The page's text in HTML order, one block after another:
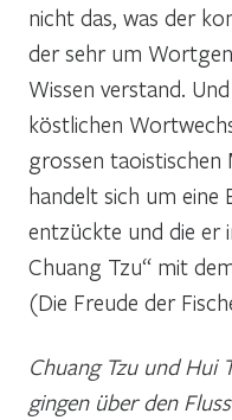
nicht das, was der
der sehr um
Wissen verstand.
köstlichen
grossen taoistischen
handelt sich um eine
entzückte und die er
Chuang Tzu“ mit
(Die Freude der
Chuang Tzu und Hui
gingen über den